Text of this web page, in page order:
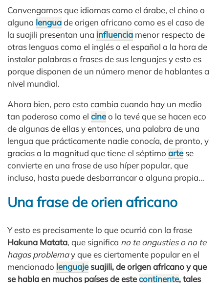
Convengamos que idiomas como el árabe, el chino o
alguna lenguade origen africano como es el caso de
la suajili presentan una influencia menor respecto de
otras lenguas como el inglés o el español a la hora de
instalar palabras o frases de sus lenguajes y esto es
porque disponen de un número menor de hablantes a
nivel mundial.
Ahora bien, pero esto cambia cuando hay un medio
tan poderoso como el cineo la tevé que se hacen eco
de algunas de ellas y entonces, una palabra de una
lengua que prácticamente nadie conocía, de pronto, y
gracias a la magnitud que tiene el séptimo artese
convierte en una frase de uso híper popular, que
incluso, hasta puede desbarrancar a alguna propia…
Una frase de orien africano
Y esto es precisamente lo que ocurrió con la frase
Hakuna Matata, que significa no te angusties o no te
hagas problemay que es ciertamente popular en el
mencionado lenguajesuajili, de origen africano y que
se habla en muchos países de estecontinente, tales